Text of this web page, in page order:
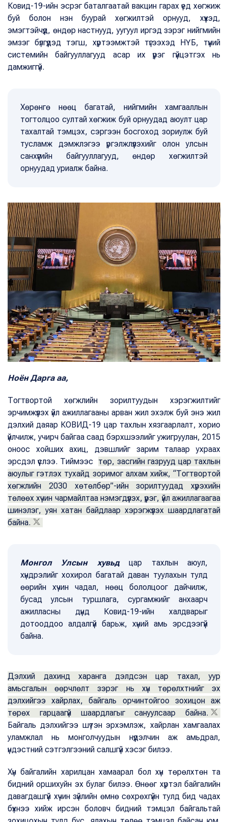
Ковид-19-ийн эсрэг баталгаатай вакцин гарах үед хөгжиж
буй болон нэн буурай хөгжилтэй орнууд, хүүхэд,
эмэгтэйчүүд, өндөр настнууд, уугуул иргэд зэрэг нийгмийн
эмзэг бүлгүүдэд тэгш, хүртээмжтэй түгээхэд НҮБ, түүний
системийн байгууллагууд асар их үүрэг гүйцэтгэх нь
дамжиггүй.
Хөрөнгө нөөц багатай, нийгмийн хамгааллын
тогтолцоо султай хөгжиж буй орнуудад аюулт цар
тахалтай тэмцэх, сэргээн босгоход зориулж буй
тусламж дэмжлэгээ үргэлжлүүлэхийг олон улсын
санхүүгийн байгууллагууд, өндөр хөгжилтэй
орнуудад уриалж байна.
Ноён Дарга аа,
Тогтвортой хөгжлийн зорилтуудын хэрэгжилтийг
эрчимжүүлэх үйл ажиллагааны арван жил эхэлж буй энэ жил
дэлхий даяар КОВИД-19 цар тахлын хязгаарлалт, хорио
үйлчилж, учирч байгаа саад бэрхшээлийг ужигруулан, 2015
оноос хойших ахиц, дэвшлийг зарим талаар ухраах
эрсдэл үүслээ. Тиймээс төр, засгийн газрууд цар тахлын
аюулыг гэтлэх тухайд зоримог алхам хийж, “Тогтвортой
хөгжлийн 2030 хөтөлбөр”-ийн зорилтуудад хүрэхийн
төлөөх хүчин чармайлтаа нэмэгдүүлэх, үүрэг, үйл ажиллагаагаа
шинэлэг, уян хатан байдлаар хэрэгжүүлэх шаардлагатай
байна.
Монгол Улсын хувьдцар тахлын аюул,
хүндрэлийг хохирол багатай даван туулахын тулд
өөрийн хүчин чадал, нөөц бололцоог дайчилж,
бусад улсын туршлага, сургамжийг анхаарч
ажилласны дүнд Ковид-19-ийн халдварыг
дотооддоо алдалгүй барьж, хүний амь эрсдээгүй
байна.
Дэлхий дахинд харанга дэлдсэн цар тахал, уур
амьсгалын өөрчлөлт зэрэг нь хүн төрөлхтнийг эх
дэлхийгээ хайрлах, байгаль орчинтойгоо зохицон аж
төрөх гарцаагүй шаардлагыг сануулсаар байна.
Байгаль дэлхийгээ шүтэн эрхэмлэж, хайрлан хамгаалах
уламжлал нь монголчуудын нүүдэлчин аж амьдрал,
үндэстний сэтгэлгээний салшгүй хэсэг билээ.
Хүн байгалийн харилцан хамаарал бол хүн төрөлхтөн та
бидний оршихуйн эх булаг билээ. Өнөөг хүртэл байгалийн
давагдашгүй хүчин зүйлийн өмнө сөхрөхгүйн тулд бид чадах
бүхнээ хийж ирсэн боловч бидний тэмцэл байгальтай